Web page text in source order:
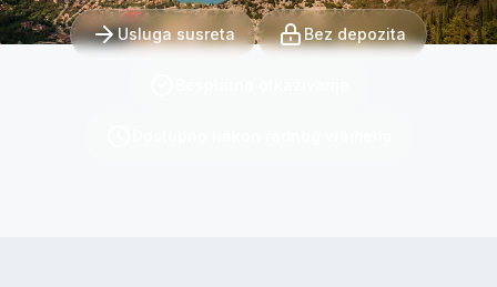
Usluga susreta Bez depozita